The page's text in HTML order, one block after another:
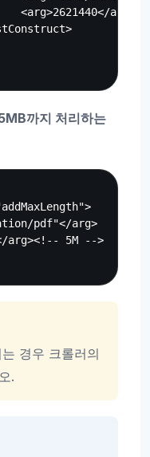
<arg>2621440</
까지 처리하는
pdf"</arg>
arg><!-- 5M -->
경우 크롤러의
.